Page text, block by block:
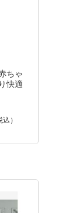
ちゃ
快適